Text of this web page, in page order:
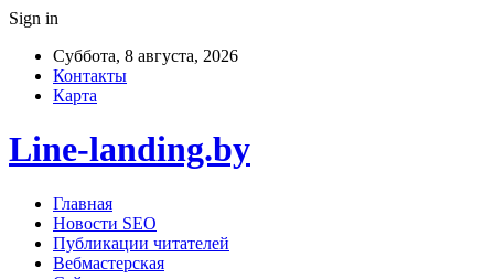
Sign in
Суббота, 8 августа, 2026
Контакты
Карта
Line-landing.by
Главная
Новости SEO
Публикации читателей
Вебмастерская